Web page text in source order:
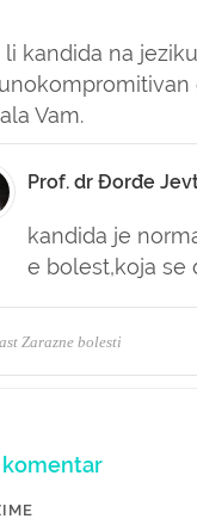
li kandida na
Vam.
Prof. dr Đorđe
kandida je
e bolest,koja se
Zarazne bolesti
komentar